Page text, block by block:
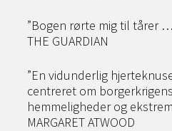
”Bogen rørte mig til tårer
THE GUARDIAN
”En vidunderlig
centreret om
hemmeligheder og
MARGARET ATWOOD